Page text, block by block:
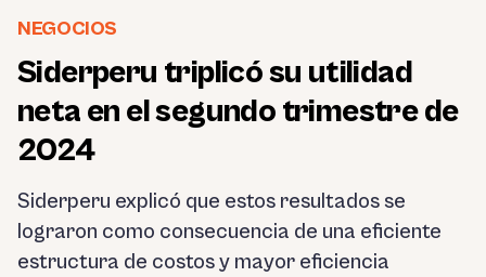
NEGOCIOS
Siderperu triplicó su utilidad
neta en el segundo trimestre de
2024
Siderperu explicó que estos resultados se
lograron como consecuencia de una eficiente
estructura de costos y mayor eficiencia